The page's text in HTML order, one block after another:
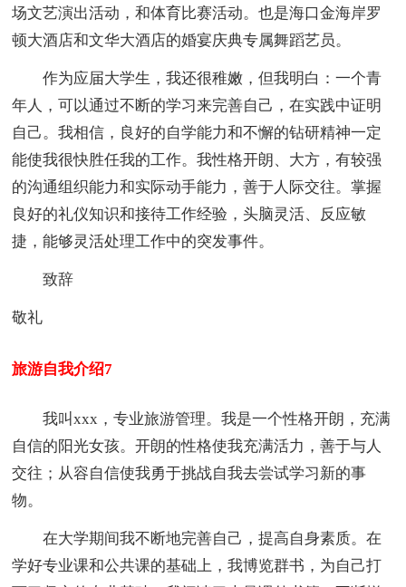
场文艺演出活动，和体育比赛活动。也是海口金海岸罗
顿大酒店和文华大酒店的婚宴庆典专属舞蹈艺员。
作为应届大学生，我还很稚嫩，但我明白：一个青
年人，可以通过不断的学习来完善自己，在实践中证明
自己。我相信，良好的自学能力和不懈的钻研精神一定
能使我很快胜任我的工作。我性格开朗、大方，有较强
的沟通组织能力和实际动手能力，善于人际交往。掌握
良好的礼仪知识和接待工作经验，头脑灵活、反应敏
捷，能够灵活处理工作中的突发事件。
致辞
敬礼
旅游自我介绍7
我叫xxx，专业旅游管理。我是一个性格开朗，充满
自信的阳光女孩。开朗的性格使我充满活力，善于与人
交往；从容自信使我勇于挑战自我去尝试学习新的事
物。
在大学期间我不断地完善自己，提高自身素质。在
学好专业课和公共课的基础上，我博览群书，为自己打